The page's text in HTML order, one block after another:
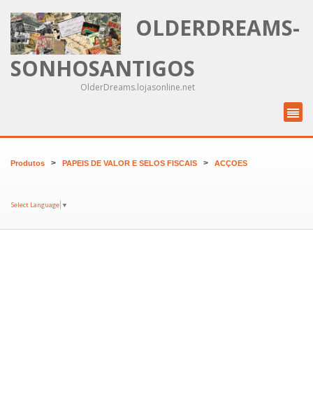
OLDERDREAMS-
SONHOSANTIGOS
OlderDreams.lojasonline.net
Produtos > PAPEIS DE VALOR E SELOS FISCAIS > ACÇOES
Select Language ▼